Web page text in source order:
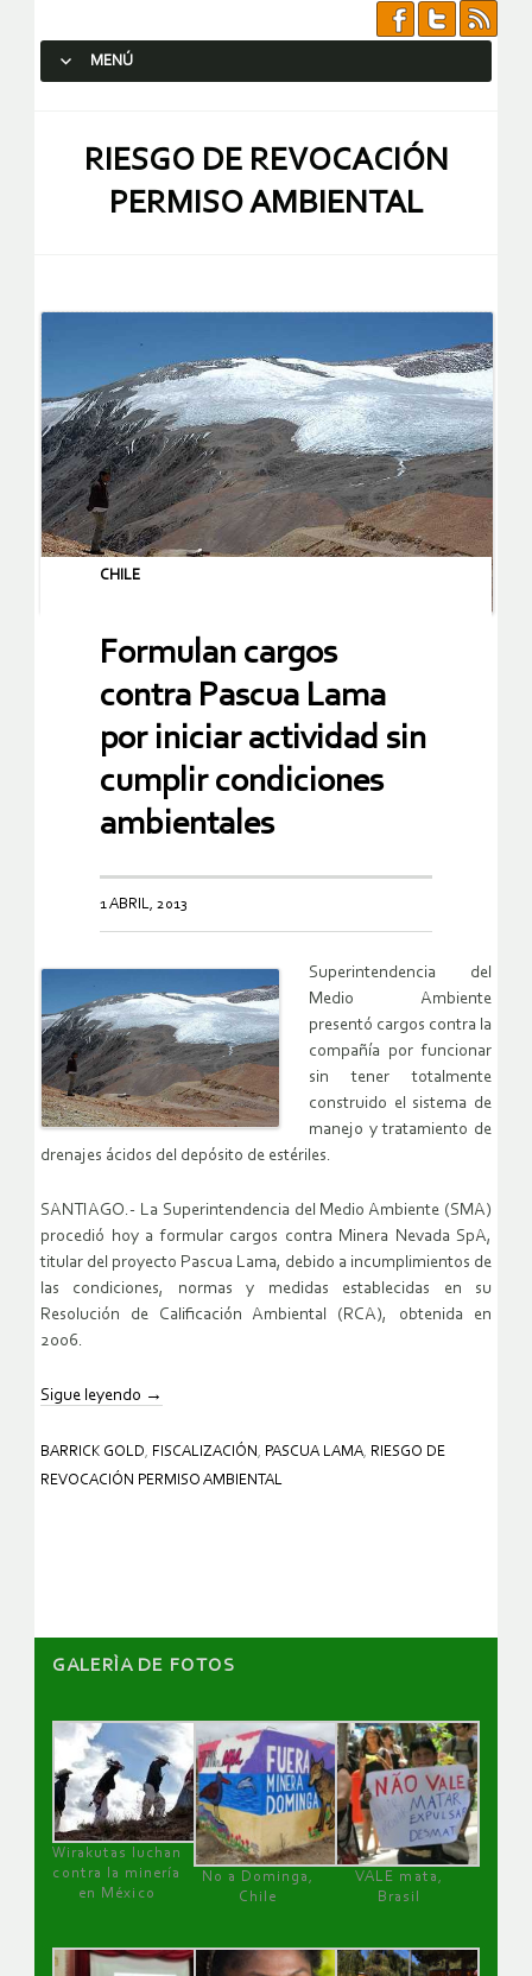
MENÚ
RIESGO DE REVOCACIÓN
PERMISO AMBIENTAL
CHILE
Formulan cargos
contra Pascua Lama
por iniciar actividad sin
cumplir condiciones
ambientales
1 ABRIL, 2013
Superintendencia del
Medio Ambiente
presentó cargos contra la
compañía por funcionar
sin tener totalmente
construido el sistema de
manejo y tratamiento de
drenajes ácidos del depósito de estériles.
SANTIAGO.- La Superintendencia del Medio Ambiente (SMA)
procedió hoy a formular cargos contra Minera Nevada SpA,
titular del proyecto Pascua Lama, debido a incumplimientos de
las condiciones, normas y medidas establecidas en su
Resolución de Calificación Ambiental (RCA), obtenida en
2006.
Sigue leyendo →
BARRICK GOLD FISCALIZACIÓN PASCUA LAMA
RIESGO DE
REVOCACIÓN PERMISO AMBIENTAL
GALERÌA DE FOTOS
Wirakutas luchan
contra la minería
en México
No a Dominga,
Chile
VALE mata,
Brasil